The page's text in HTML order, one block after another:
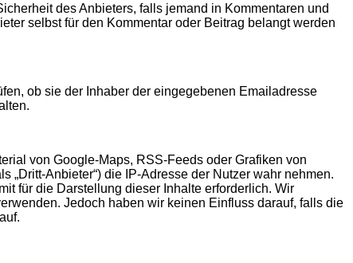
des Anbieters, falls jemand in Kommentaren und
selbst für den Kommentar oder Beitrag belangt werden
ob sie der Inhaber der eingegebenen Emailadresse
von Google-Maps, RSS-Feeds oder Grafiken von
Anbieter“) die IP-Adresse der Nutzer wahr nehmen.
für die Darstellung dieser Inhalte erforderlich. Wir
Jedoch haben wir keinen Einfluss darauf, falls die